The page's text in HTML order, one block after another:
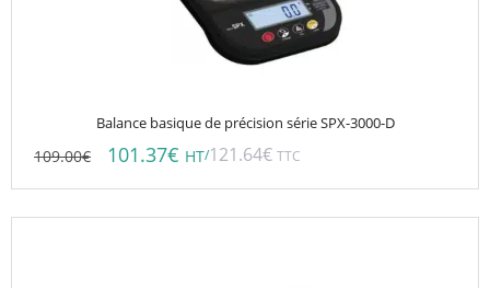
Balance basique de précision série SPX-3000-D
109.00€ 101.37€ HT/121.64€ TTC